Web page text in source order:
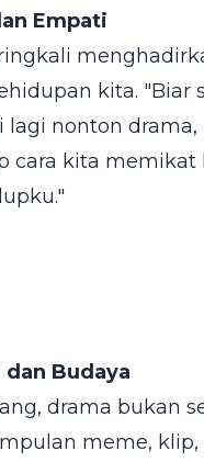
Empati
kita. "Biar
lagi nonton
cara kita memikat
dan Budaya
drama bukan
meme,